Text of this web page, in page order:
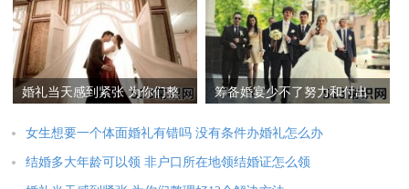
婚礼当天感到紧张 为你们整
筹备婚宴少不了努力和付出
女生想要一个体面婚礼有错吗 没有条件办婚礼怎么办
结婚多大年龄可以领 非户口所在地领结婚证怎么领